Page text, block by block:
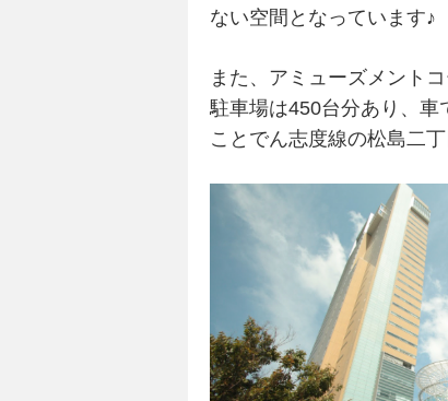
ない空間となっています♪
また、アミューズメント
駐車場は450台分あり、車
ことでん志度線の松島二